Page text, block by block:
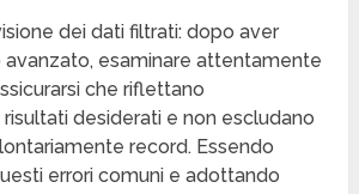
dei dati filtrati: dopo aver
esaminare attentamente
che riflettano
desiderati e non escludano
record. Essendo
errori comuni e adottando